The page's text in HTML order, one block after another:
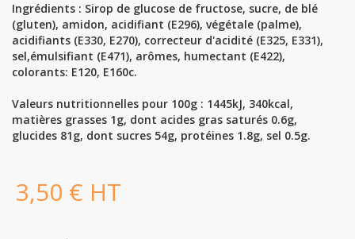
Ingrédients : Sirop de glucose de fructose, sucre, de blé
(gluten), amidon, acidifiant (E296), végétale (palme),
acidifiants (E330, E270), correcteur d'acidité (E325, E331),
sel,émulsifiant (E471), arômes, humectant (E422),
colorants: E120, E160c.
Valeurs nutritionnelles pour 100g : 1445kJ, 340kcal,
matières grasses 1g, dont acides gras saturés 0.6g,
glucides 81g, dont sucres 54g, protéines 1.8g, sel 0.5g.
3,50 € HT